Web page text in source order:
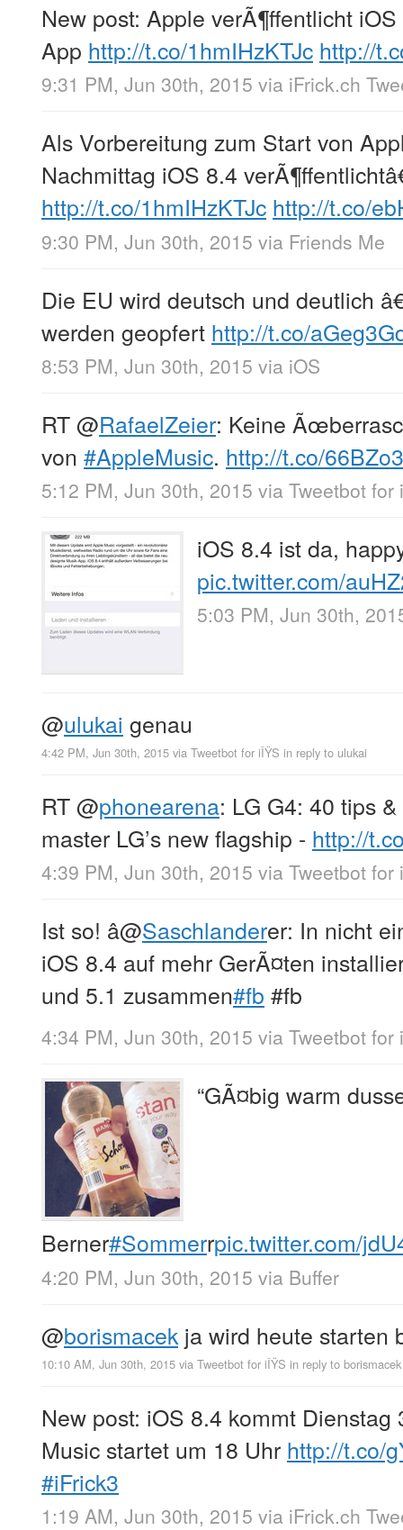
New post: Apple verÃ¶ffentlicht
App http://t.co/1hmIHzKTJc http://
9:31 PM, Jun 30th, 2015 via iFrick.ch
Als Vorbereitung zum Start von
Nachmittag iOS 8.4
http://t.co/1hmIHzKTJc http://t.co/
9:30 PM, Jun 30th, 2015 via Friends Me
Die EU wird deutsch und deutlich
werden geopfert http://t.co/
8:53 PM, Jun 30th, 2015 via iOS
RT@RafaelZeier: Keine
von #AppleMusic. http://t.co/
5:12 PM, Jun 30th, 2015 via Tweetbot for
iOS 8.4 ist da,
pic.twitter.com/
5:03 PM, Jun 30th,
@ulukai genau
4:42 PM, Jun 30th, 2015 via Tweetbot for iÎŸS in reply to ulukai
RT@phonearena: LG G4: 40 tips
master LG’s new flagship - http://
4:39 PM, Jun 30th, 2015 via Tweetbot for
Ist so! â@Saschlanderer: In nicht
iOS 8.4 auf mehr GerÃ¤ten
und 5.1 zusammen#fb  #fb
4:34 PM, Jun 30th, 2015 via Tweetbot for
“GÃ¤big warm
Berner#Sommerrpic.twitter.com/
4:20 PM, Jun 30th, 2015 via Buffer
@borismacek ja wird heute starten
10:10 AM, Jun 30th, 2015 via Tweetbot for iÎŸS in reply to borismacek
New post: iOS 8.4 kommt
Music startet um 18 Uhr http://t.co/
#iFrick3
1:19 AM, Jun 30th, 2015 via iFrick.ch